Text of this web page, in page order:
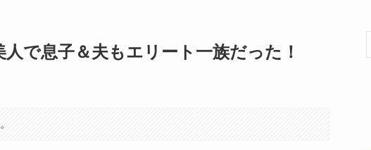
で息子＆夫もエリート一族だった！